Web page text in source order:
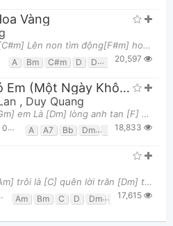
Vàng
Rằng xưa[A] có gã từ quan[C#m] Lên non tìm động[F#m] hoa vàng[E7] nhớ nhau[A] Thôi thì thôi[A] đừn
A Bm C#m D Dm6 E7 F#m
20,597
Một Ngày Không Có Em (Một Ngày Không Có Anh)
, Duy Quang
Một [Dm] ngày không có [Gm] em Là [Dm] lòng anh tan [F] nát Cả [Dm] trời mây u [Bb] ám Thời [A7]
A A7 Bb Dm Gm
18,833
Chỉ [Dm] chừng một năm [Am] trôi là [C] quên lời trăn [Dm] trối Ai [G] nuối thương tình [Am] đôi chỉ
Am Bm C D Dm Em F G
17,615